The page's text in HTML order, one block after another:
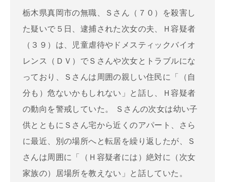
栃木県真岡市の無職、Ｓさん（７０）を殺害し
た疑いで５日、逮捕された次女の夫、Ｈ容疑者
（３９）は、児童虐待やドメスティックバイオ
レンス（ＤＶ）でＳさんや次女とトラブルにな
っており、Ｓさんは周囲の親しい住民に「（自
分も）危ないかもしれない」と話し、Ｈ容疑者
の動向を警戒していた。 Ｓさんの次女は幼い子
供とともにＳさん宅から近くのアパート、さら
に最近、別の場所へと転居を繰り返したが、Ｓ
さんは周囲に「（Ｈ容疑者には）絶対に（次女
家族の）居場所を教えない」と話していた。